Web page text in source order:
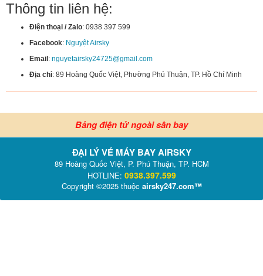
Thông tin liên hệ:
Điện thoại / Zalo: 0938 397 599
Facebook: Nguyệt Airsky
Email : nguyetairsky24725@gmail.com
Địa chỉ: 89 Hoàng Quốc Việt, Phường Phú Thuận, TP. Hồ Chí Minh
Bảng điện tử ngoài sân bay
ĐẠI LÝ VÉ MÁY BAY AIRSKY
89 Hoàng Quốc Việt, P. Phú Thuận, TP. HCM
HOTLINE: 0938.397.599
Copyright ©2025 thuộc airsky247.com™